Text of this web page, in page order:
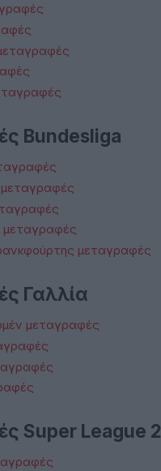
Bundesliga
μεταγραφές
μεταγραφές
Γαλλία
μεταγραφές
Super League 2